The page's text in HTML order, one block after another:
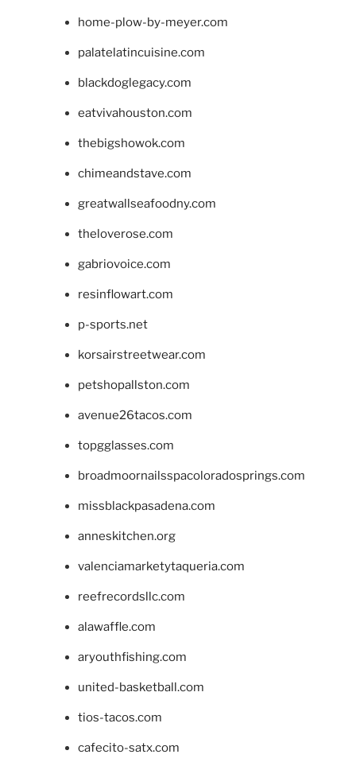
home-plow-by-meyer.com
palatelatincuisine.com
blackdoglegacy.com
eatvivahouston.com
thebigshowok.com
chimeandstave.com
greatwallseafoodny.com
theloverose.com
gabriovoice.com
resinflowart.com
p-sports.net
korsairstreetwear.com
petshopallston.com
avenue26tacos.com
topgglasses.com
broadmoornailsspacoloradosprings.com
missblackpasadena.com
anneskitchen.org
valenciamarketytaqueria.com
reefrecordsllc.com
alawaffle.com
aryouthfishing.com
united-basketball.com
tios-tacos.com
cafecito-satx.com